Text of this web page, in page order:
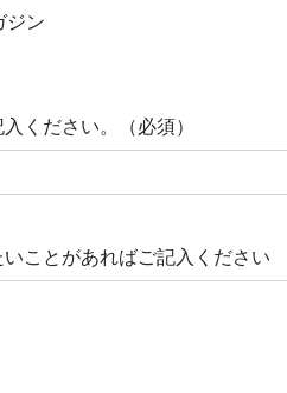
ジン
ください。（必須）
ことがあればご記入ください